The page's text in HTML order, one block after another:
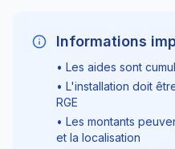
Informations
• Les aides sont
• L'installation doit
RGE
• Les montants
et la localisation